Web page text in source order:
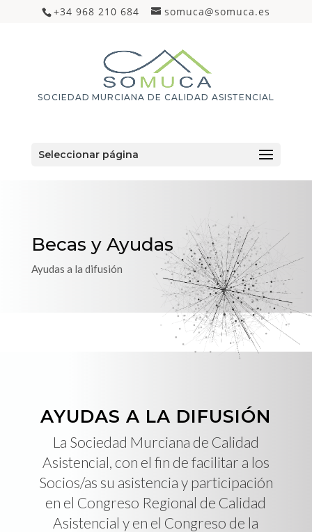
+34 968 210 684 somuca@somuca.es
SOCIEDAD MURCIANA DE CALIDAD ASISTENCIAL
Seleccionar página
Becas y Ayudas
Ayudas a la difusión
AYUDAS A LA DIFUSIÓN
La Sociedad Murciana de Calidad
Asistencial, con el fin de facilitar a los
Socios/as su asistencia y participación
en el Congreso Regional de Calidad
Asistencial y en el Congreso de la